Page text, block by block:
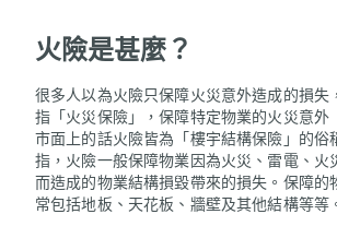
火險是甚麼？
很多人以為火險只保障火災意外造成的損失
指「火災保險」，保障特定物業的火災意外
市面上的話火險皆為「樓宇結構保險」的俗
指，火險一般保障物業因為火災、雷電、火
而造成的物業結構損毀帶來的損失。保障的
常包括地板、天花板、牆壁及其他結構等等